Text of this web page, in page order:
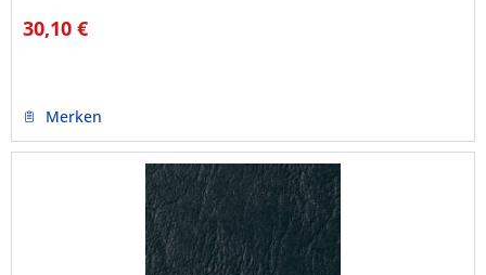
30,10 €
Merken